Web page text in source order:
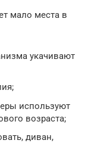
мало места в
укачивают
используют
возраста;
диван,